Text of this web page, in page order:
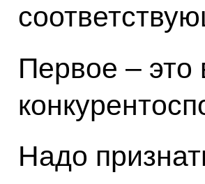
Первое – это
Надо